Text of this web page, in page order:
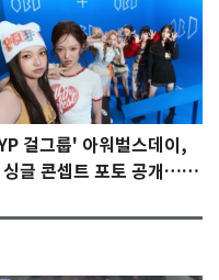
걸그룹' 아워벌스데이,
싱글 콘셉트 포토 공개…청